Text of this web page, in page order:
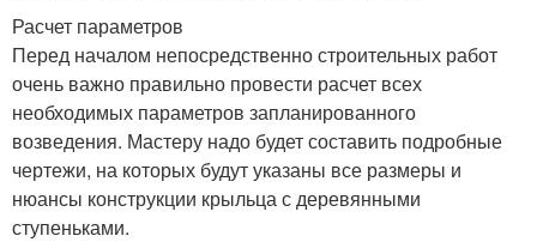
Расчет параметров
Перед началом непосредственно строительных работ
очень важно правильно провести расчет всех
необходимых параметров запланированного
возведения. Мастеру надо будет составить подробные
чертежи, на которых будут указаны все размеры и
нюансы конструкции крыльца с деревянными
ступеньками.